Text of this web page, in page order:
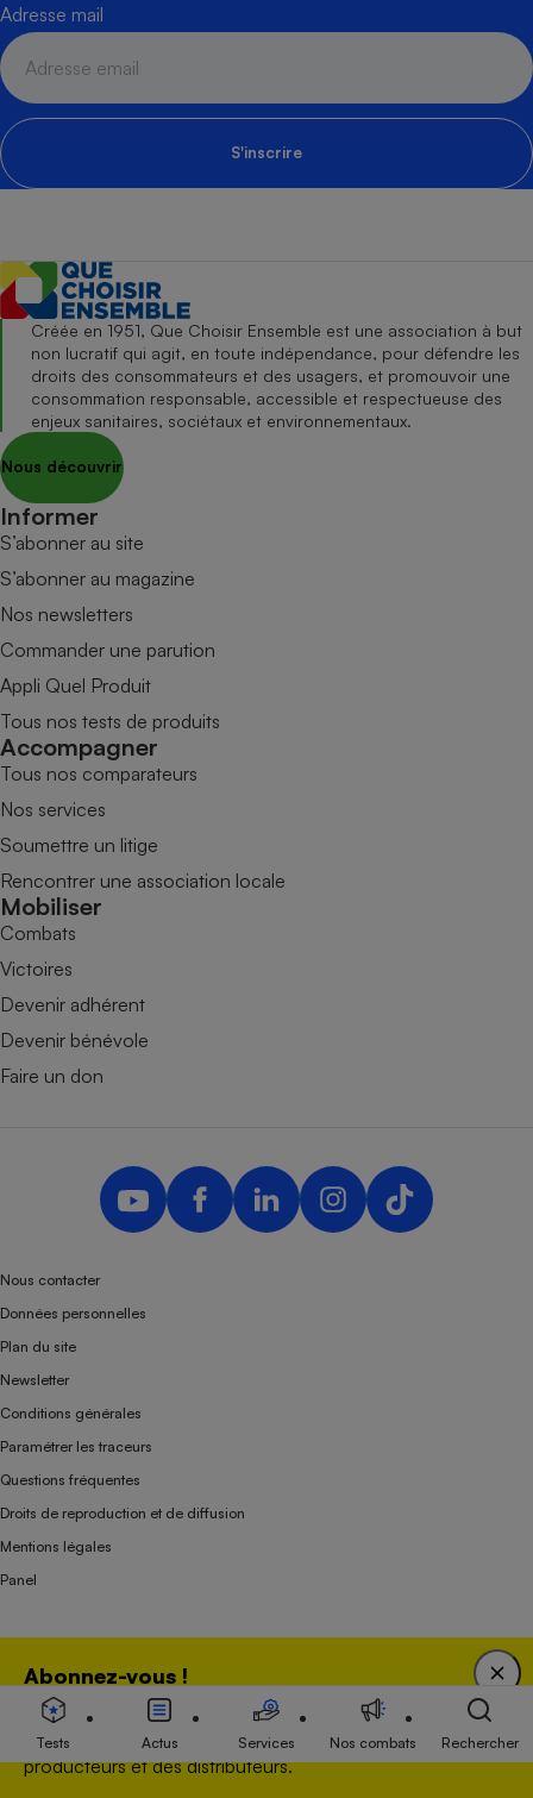
Adresse mail
S'inscrire
Abonnez-vous !
Bénéficiez d'une expertise unique tout en soutenant
une association 100 % indépendante de l'Etat, des
producteurs et des distributeurs.
Créée en 1951, Que Choisir Ensemble est une association à but
non lucratif qui agit, en toute indépendance, pour défendre les
droits des consommateurs et des usagers, et promouvoir une
consommation responsable, accessible et respectueuse des
enjeux sanitaires, sociétaux et environnementaux.
Nous découvrir
Informer
S’abonner au site
S’abonner au magazine
Nos newsletters
Commander une parution
Appli Quel Produit
Tous nos tests de produits
Accompagner
Tous nos comparateurs
Nos services
Soumettre un litige
Rencontrer une association locale
Mobiliser
Combats
Victoires
Devenir adhérent
Devenir bénévole
Faire un don
Nous contacter
Données personnelles
Plan du site
Newsletter
Conditions générales
Paramétrer les traceurs
Questions fréquentes
Droits de reproduction et de diffusion
Mentions légales
Panel
Association indépendante de l’État, des syndicats, des producteurs et des
distributeurs depuis 1951.
Tests Actus Services Nos combats Rechercher